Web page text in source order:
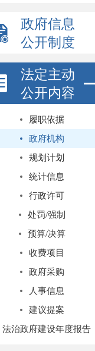
政府信息
公开制度
法定主动
公开内容
履职依据
政府机构
规划计划
统计信息
行政许可
处罚/强制
预算/决算
收费项目
政府采购
人事信息
建议提案
法治政府建设年度报告